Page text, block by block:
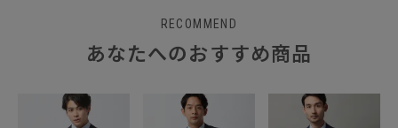
RECOMMEND
あなたへのおすすめ商品